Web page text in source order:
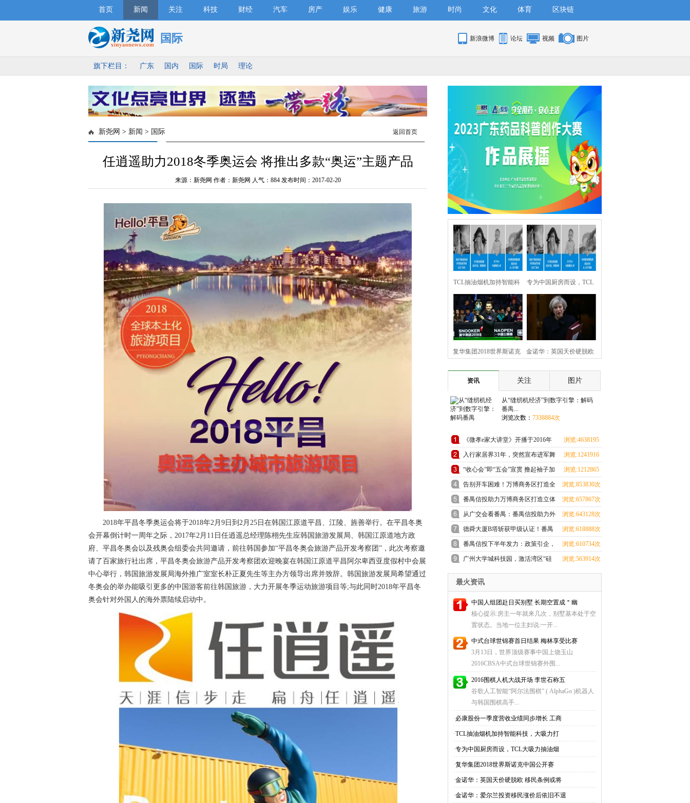
首页 新闻 关注 科技 财经 汽车 房产 娱乐 健康 旅游 时尚 文化 体育 区块链
国际 新浪微博 论坛 视频 图片
旗下栏目： 广东 国内 国际 时局 理论
新尧网 > 新闻 > 国际 返回首页
任逍遥助力2018冬季奥运会 将推出多款“奥运”主题产品
来源：新尧网 作者：新尧网 人气： 884 发布时间：2017-02-20
2018年平昌冬季奥运会将于2018年2月9日到2月25日在韩国江原道平昌、江陵、旌善举行。在平昌冬奥
会开幕倒计时一周年之际，2017年2月11日任逍遥总经理陈栩先生应韩国旅游发展局、韩国江原道地方政
府、平昌冬奥会以及残奥会组委会共同邀请，前往韩国参加“平昌冬奥会旅游产品开发考察团”，此次考察邀
请了百家旅行社出席，平昌冬奥会旅游产品开发考察团欢迎晚宴在韩国江原道平昌阿尔卑西亚度假村中会展
中心举行，韩国旅游发展局海外推广室室长朴正夏先生等主办方领导出席并致辞。韩国旅游发展局希望通过
冬奥会的举办能吸引更多的中国游客前往韩国旅游，大力开展冬季运动旅游项目等;与此同时2018年平昌冬
奥会针对外国人的海外票陆续启动中。
TCL抽油烟机加持智能科
技，大吸力打造中国无烟
厨房
专为中国厨房而设，TCL
大吸力抽油烟机开启无烟
复华集团2018世界斯诺克
塞尔比问鼎冠军
金诺华：英国天价硬脱欧
资讯
关注 图片
从“缝纫机经济”到数字引擎：解码
番禺...
浏览次数： 7338884次
《微孝e家大讲堂》开播于2016年
浏览:4638195
次
入行家居界31年，突然宣布进军舞
蹈界？红星美凯龙究竟在闹哪
young？！
浏览:1241916
次
“收心会”即“五会”宣贯 撸起袖子加
油干
浏览:1212865
次
告别开车困难！万博商务区打造全
市第一地下环路导航
浏览:853830次
番禺信投助力万博商务区打造立体
交通，重塑番禺出行新格局
浏览:657867次
从广交会看番禺：番禺信投助力外
贸腾飞之路
浏览:643128次
德舜大厦B塔斩获甲级认证！番禺
信投赋能湾区商务新高度
浏览:618888次
番禺信投下半年发力：政策引企，
科创赋能！
浏览:610734次
广州大学城科技园，激活湾区“硅
谷”动能
浏览:563914次
最火资讯
中国人组团赴日买别墅 长期空置成＂幽
核心提示:房主一年就来几次，别墅基本处于空
置状态。当地一位主妇说:一开...
中式台球世锦赛首日结果 梅林享受比赛
3月13日，世界顶级赛事中国上饶玉山
2016CBSA中式台球世锦赛外围...
2016围棋人机大战开场 李世石称五
谷歌人工智能“阿尔法围棋” ( AlphaGo )机器人
与韩国围棋高手...
·必康股份一季度营收业绩同步增长 工商
·TCL抽油烟机加持智能科技，大吸力打
·专为中国厨房而设，TCL大吸力抽油烟
·复华集团2018世界斯诺克中国公开赛
·金诺华：英国天价硬脱欧 移民条例或将
·金诺华：爱尔兰投资移民涨价后依旧不退